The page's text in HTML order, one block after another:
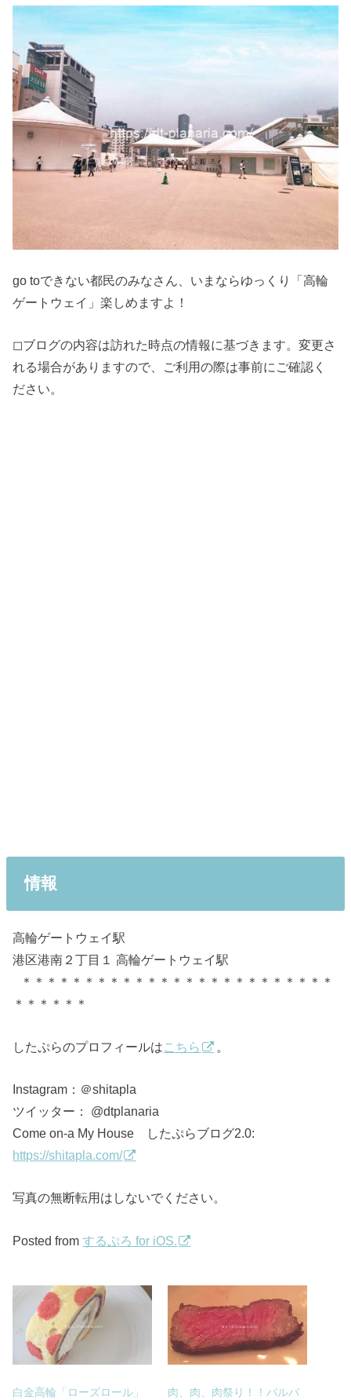
go toできない都民のみなさん、いまならゆっくり「高輪
ゲートウェイ」楽しめますよ！
◻︎ブログの内容は訪れた時点の情報に基づきます。変更さ
れる場合がありますので、ご利用の際は事前にご確認く
ださい。
情報
高輪ゲートウェイ駅
港区港南２丁目１ 高輪ゲートウェイ駅
＊＊＊＊＊＊＊＊＊＊＊＊＊＊＊＊＊＊＊＊＊＊＊＊＊
＊＊＊＊＊＊
したぷらのプロフィールはこちら 。
Instagram：＠shitapla
ツイッター： @dtplanaria
Come on-a My House したぷらブログ2.0:
https://shitapla.com/
写真の無断転用はしないでください。
Posted fromするぷろ for iOS.
白金高輪「ローズロール」 肉、肉、肉祭り！！バルバ